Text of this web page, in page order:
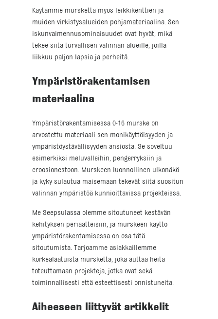
Käytämme mursketta myös leikkikenttien ja
muiden virkistysalueiden pohjamateriaalina. Sen
iskunvaimennusominaisuudet ovat hyvät, mikä
tekee siitä turvallisen valinnan alueille, joilla
liikkuu paljon lapsia ja perheitä.
Ympäristörakentamisen
materiaalina
Ympäristörakentamisessa 0-16 murske on
arvostettu materiaali sen monikäyttöisyyden ja
ympäristöystävällisyyden ansiosta. Se soveltuu
esimerkiksi meluvalleihin, pengerryksiin ja
eroosionestoon. Murskeen luonnollinen ulkonäkö
ja kyky sulautua maisemaan tekevät siitä suositun
valinnan ympäristöä kunnioittavissa projekteissa.
Me Seepsulassa olemme sitoutuneet kestävän
kehityksen periaatteisiin, ja murskeen käyttö
ympäristörakentamisessa on osa tätä
sitoutumista. Tarjoamme asiakkaillemme
korkealaatuista mursketta, joka auttaa heitä
toteuttamaan projekteja, jotka ovat sekä
toiminnallisesti että esteettisesti onnistuneita.
Aiheeseen liittyvät artikkelit